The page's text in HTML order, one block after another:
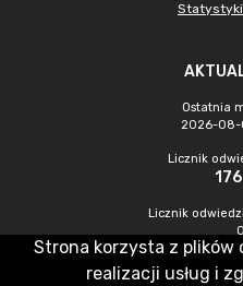
Ostatnia
2026-08-
Licznik
Licznik
Strona korzysta z plików
realizacji usług i